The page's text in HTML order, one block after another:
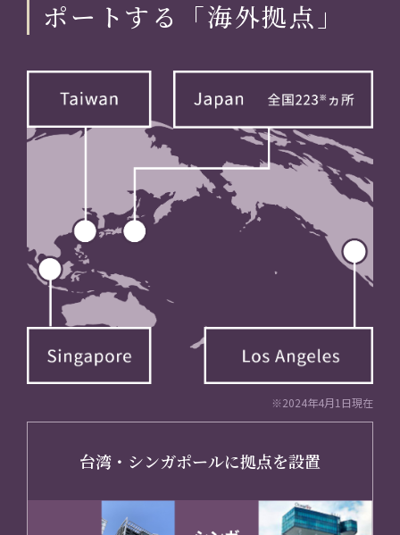
ポートする「海外拠点」
※2024年4月1日現在
台湾・シンガポールに拠点を設置